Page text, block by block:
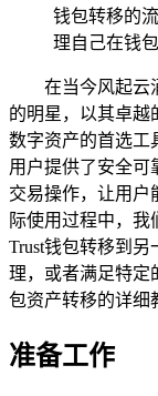
钱包转移的
理自己在钱
在当今风起云
的明星，以其卓越
数字资产的首选工
用户提供了安全可
交易操作，让用户
际使用过程中，
Trust钱包转移到
理，或者满足特定
包资产转移的详细
准备工作